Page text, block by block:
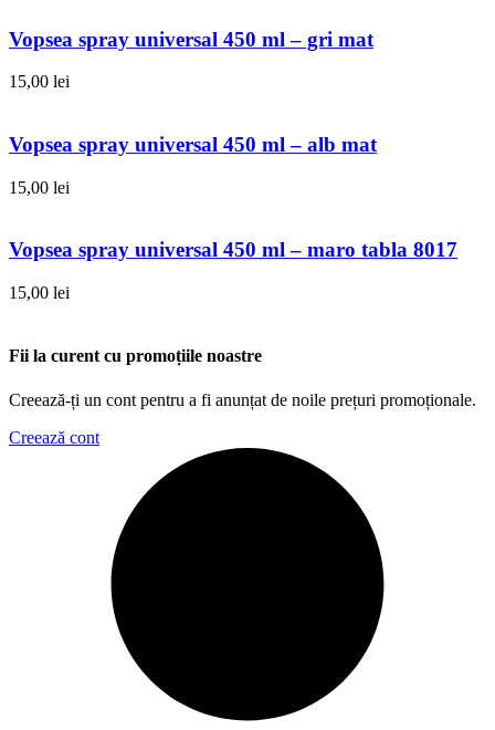
Vopsea spray universal 450 ml – gri mat
15,00 lei
Vopsea spray universal 450 ml – alb mat
15,00 lei
Vopsea spray universal 450 ml – maro tabla 8017
15,00 lei
Fii la curent cu promoțiile noastre
Creează-ți un cont pentru a fi anunțat de noile prețuri promoționale.
Creează cont